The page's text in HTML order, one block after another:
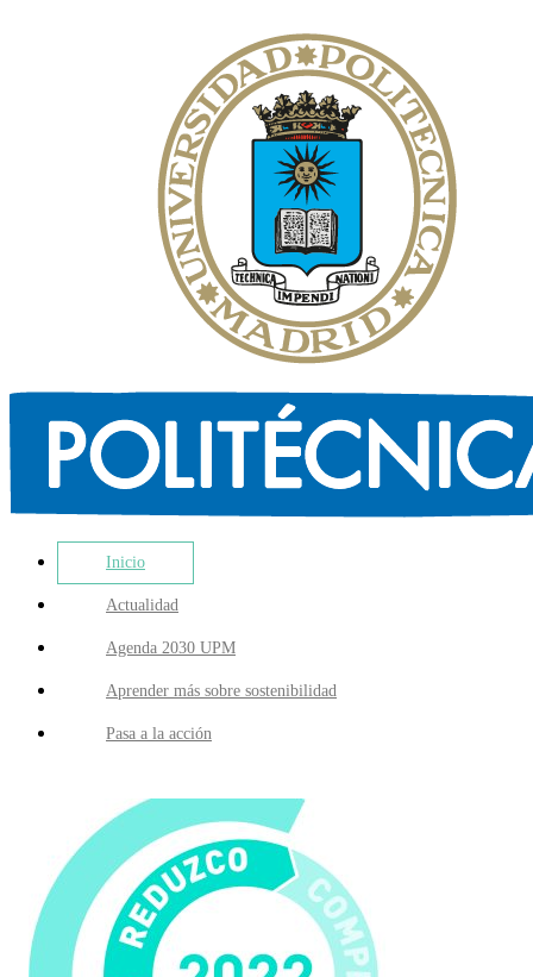
Inicio
Actualidad
Agenda 2030 UPM
Aprender más sobre sostenibilidad
Pasa a la acción